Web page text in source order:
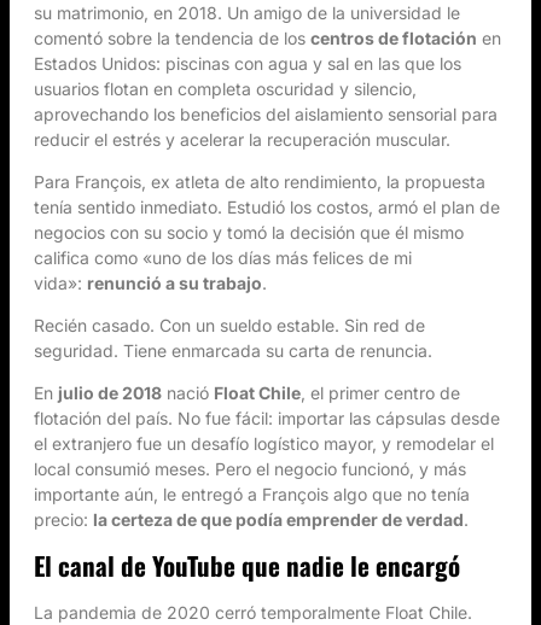
su matrimonio, en 2018. Un amigo de la universidad le
comentó sobre la tendencia de los centros de flotación en
Estados Unidos: piscinas con agua y sal en las que los
usuarios flotan en completa oscuridad y silencio,
aprovechando los beneficios del aislamiento sensorial para
reducir el estrés y acelerar la recuperación muscular.
Para François, ex atleta de alto rendimiento, la propuesta
tenía sentido inmediato. Estudió los costos, armó el plan de
negocios con su socio y tomó la decisión que él mismo
califica como «uno de los días más felices de mi
vida»: renunció a su trabajo.
Recién casado. Con un sueldo estable. Sin red de
seguridad. Tiene enmarcada su carta de renuncia.
En julio de 2018 nació Float Chile , el primer centro de
flotación del país. No fue fácil: importar las cápsulas desde
el extranjero fue un desafío logístico mayor, y remodelar el
local consumió meses. Pero el negocio funcionó, y más
importante aún, le entregó a François algo que no tenía
precio: la certeza de que podía emprender de verdad.
El canal de YouTube que nadie le encargó
La pandemia de 2020 cerró temporalmente Float Chile.